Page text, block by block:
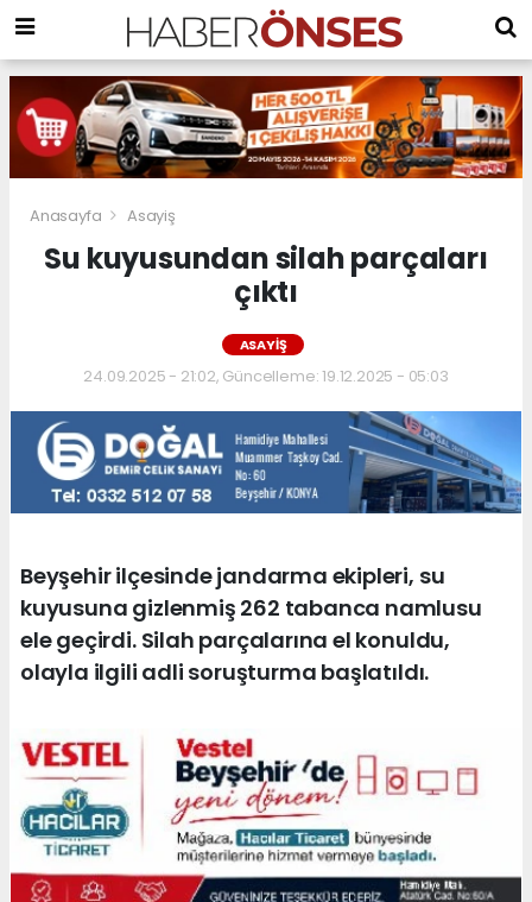
Anasayfa Asayiş
Su kuyusundan silah parçaları
çıktı
ASAYIŞ
24.09.2025 - 21:02, Güncelleme: 19.12.2025 - 05:03
Beyşehir ilçesinde jandarma ekipleri, su
kuyusuna gizlenmiş 262 tabanca namlusu
ele geçirdi. Silah parçalarına el konuldu,
olayla ilgili adli soruşturma başlatıldı.